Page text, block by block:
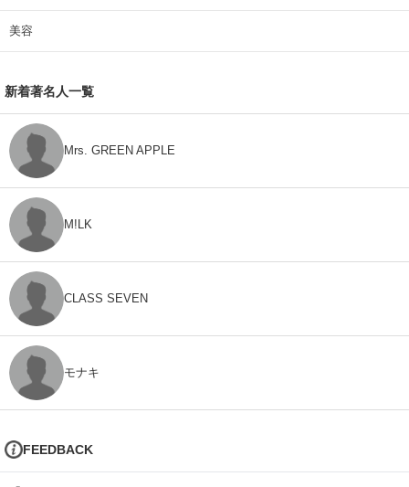
美容
新着著名人一覧
Mrs. GREEN APPLE
M!LK
CLASS SEVEN
モナキ
FEEDBACK